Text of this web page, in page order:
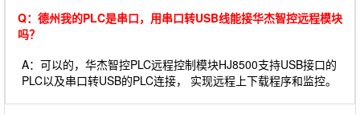
Q：德州我的PLC是串口，用串口转USB线能接华杰智控远程模块
吗？
A：可以的，华杰智控PLC远程控制模块HJ8500支持USB接口的
PLC以及串口转USB的PLC连接， 实现远程上下载程序和监控。